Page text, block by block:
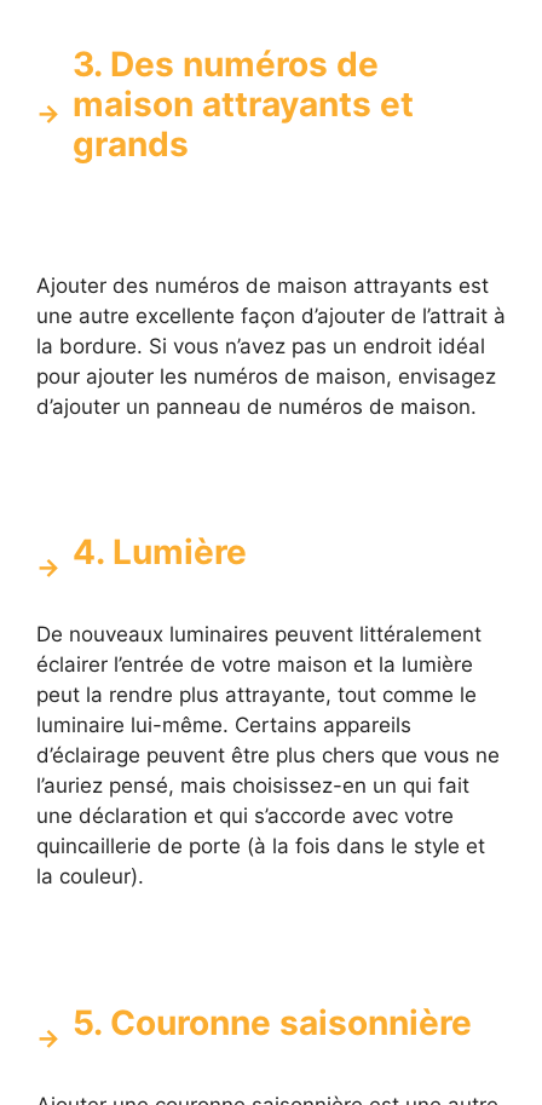
3. Des numéros de
maison attrayants et
grands
Ajouter des numéros de maison attrayants est
une autre excellente façon d’ajouter de l’attrait à
la bordure. Si vous n’avez pas un endroit idéal
pour ajouter les numéros de maison, envisagez
d’ajouter un panneau de numéros de maison.
4. Lumière
De nouveaux luminaires peuvent littéralement
éclairer l’entrée de votre maison et la lumière
peut la rendre plus attrayante, tout comme le
luminaire lui-même. Certains appareils
d’éclairage peuvent être plus chers que vous ne
l’auriez pensé, mais choisissez-en un qui fait
une déclaration et qui s’accorde avec votre
quincaillerie de porte (à la fois dans le style et
la couleur).
5. Couronne saisonnière